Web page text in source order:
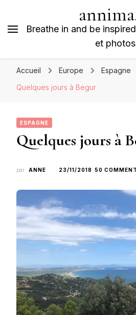
Breathe in and be
et photos
Accueil Europe
Espagne
Quelques jours à Begur
ESPAGNE
Quelques jours à
par ANNE 23/11/2018 50